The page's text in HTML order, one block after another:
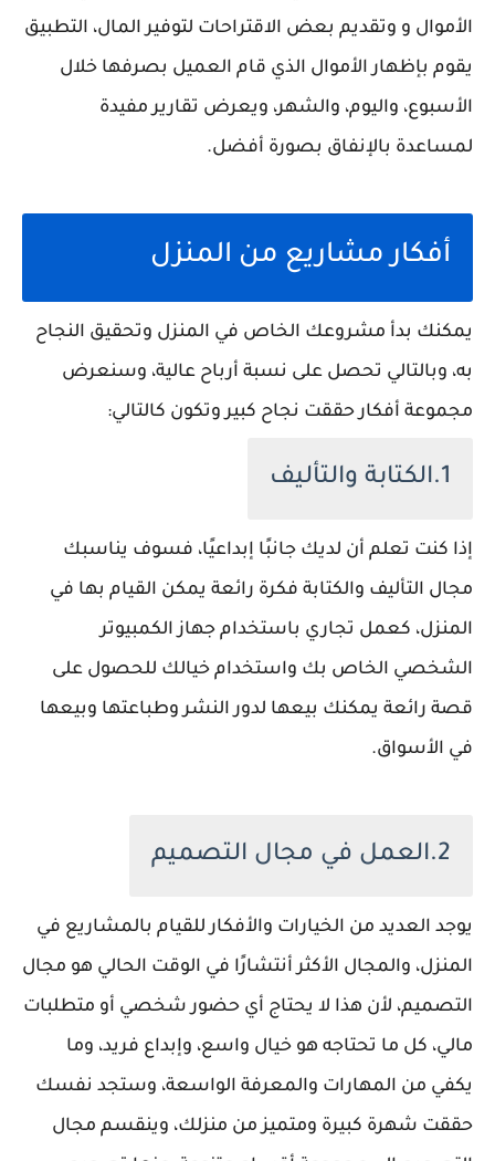
الأموال و وتقديم بعض الاقتراحات لتوفير المال، التطبيق
يقوم بإظهار الأموال الذي قام العميل بصرفها خلال
الأسبوع، واليوم، والشهر، ويعرض تقارير مفيدة
لمساعدة بالإنفاق بصورة أفضل.
أفكار مشاريع من المنزل
يمكنك بدأ مشروعك الخاص في المنزل وتحقيق النجاح
به، وبالتالي تحصل على نسبة أرباح عالية، وسنعرض
مجموعة أفكار حققت نجاح كبير وتكون كالتالي:
1.الكتابة والتأليف
إذا كنت تعلم أن لديك جانبًا إبداعيًا، فسوف يناسبك
مجال التأليف والكتابة فكرة رائعة يمكن القيام بها في
المنزل، كعمل تجاري باستخدام جهاز الكمبيوتر
الشخصي الخاص بك واستخدام خيالك للحصول على
قصة رائعة يمكنك بيعها لدور النشر وطباعتها وبيعها
في الأسواق.
2.العمل في مجال التصميم
يوجد العديد من الخيارات والأفكار للقيام بالمشاريع في
المنزل، والمجال الأكثر أنتشارًا في الوقت الحالي هو مجال
التصميم، لأن هذا لا يحتاج أي حضور شخصي أو متطلبات
مالي، كل ما تحتاجه هو خيال واسع، وإبداع فريد، وما
يكفي من المهارات والمعرفة الواسعة، وستجد نفسك
حققت شهرة كبيرة ومتميز من منزلك، وينقسم مجال